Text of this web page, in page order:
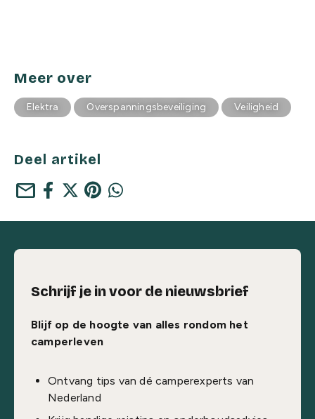
Meer over
Elektra Overspanningsbeveiliging Veiligheid
Deel artikel
mail
Schrijf je in voor de nieuwsbrief
Blijf op de hoogte van alles rondom het
camperleven
Ontvang tips van dé camperexperts van
Nederland